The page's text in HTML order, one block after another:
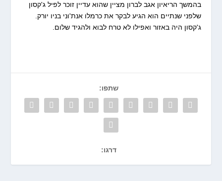
בהמשך הריאיון אגב לברון מציין שהוא עדיין זוכר לפיל ג'קסון
שלפני שנתיים הוא הגיע לבקר את כרמלו אנת'וני בניו יורק.
ג'קסון היה באזור ואפילו לא טרח לבוא ולהגיד שלום.
שתפו:
דרגו: